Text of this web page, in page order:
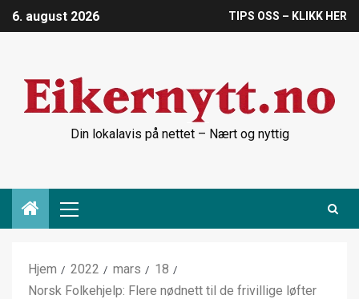
6. august 2026 TIPS OSS – KLIKK HER
Din lokalavis på nettet – Nært og nyttig
Hjem 2022 mars
18
Norsk Folkehjelp: Flere nødnett til de frivillige løfter